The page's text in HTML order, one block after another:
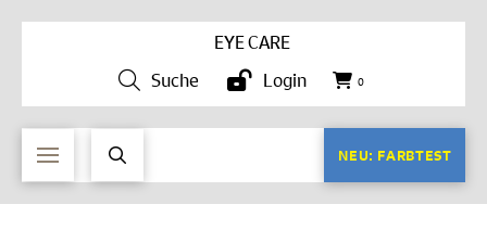
EYE CARE
Suche
Login 0
NEU: FARBTEST